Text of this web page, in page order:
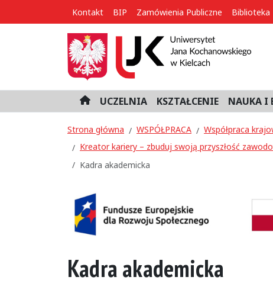
Kontakt BIP Zamówienia Publiczne Biblioteka
H
o
m
e
UCZELNIA KSZTAŁCENIE NAUKA I
Strona główna WSPÓŁPRACA Współpraca
Kreator kariery – zbuduj swoją przyszłość
Kadra akademicka
Kadra akademicka